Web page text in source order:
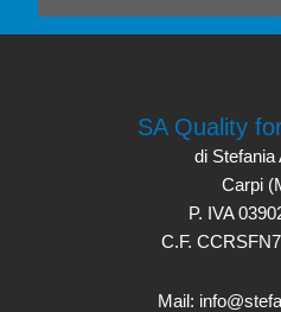
SA Quality
di Stefania
Carpi
P. IVA
C.F.
Mail: